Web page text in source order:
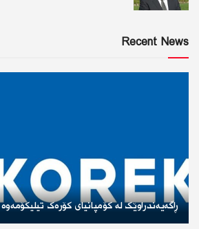
Recent News
ڕاگەیەندراوێک لە کۆمپانیای کۆرەک تیلیکۆمەوە